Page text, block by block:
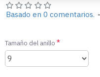
Basado en 0 comentarios. -
Tamaño del anillo